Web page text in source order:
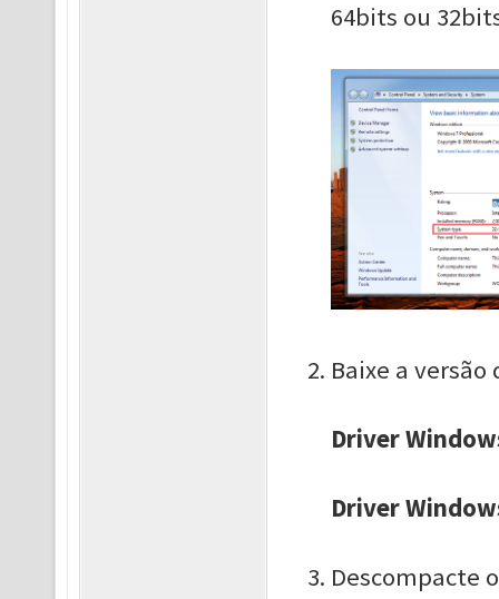
64bits ou
Baixe a
Driver
Driver
Descompacte